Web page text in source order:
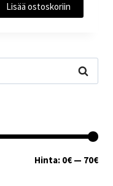
Lisää ostoskoriin
Haku
Hinta: 0€ — 70€